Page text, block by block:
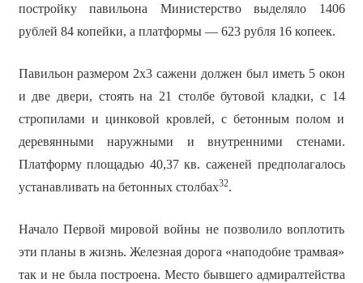
постройку павильона Министерство выделяло 1406
рублей 84 копейки, а платформы — 623 рубля 16 копеек.
Павильон размером 2х3 сажени должен был иметь 5 окон
и две двери, стоять на 21 столбе бутовой кладки, с 14
стропилами и цинковой кровлей, с бетонным полом и
деревянными наружными и внутренними стенами.
Платформу площадью 40,37 кв. саженей предполагалось
устанавливать на бетонных столбах32.
Начало Первой мировой войны не позволило воплотить
эти планы в жизнь. Железная дорога «наподобие трамвая»
так и не была построена. Место бывшего адмиралтейства